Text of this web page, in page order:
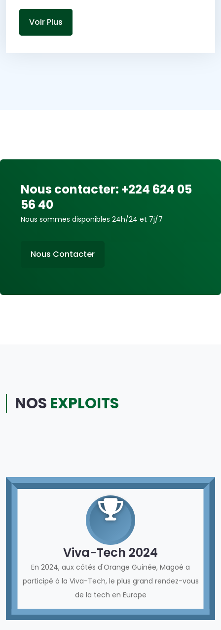
Voir Plus
Nous contacter: +224 624 05
56 40
Nous sommes disponibles 24h/24 et 7j/7
Nous Contacter
NOS EXPLOITS
Viva-Tech 2024
En 2024, aux côtés d'Orange Guinée, Magoé a
participé à la Viva-Tech, le plus grand rendez-vous
de la tech en Europe